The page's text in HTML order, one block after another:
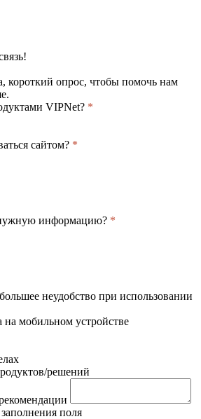
короткий опрос, чтобы помочь нам
VIPNet? *
сайтом? *
информацию? *
неудобство при использовании
на мобильном устройстве
решений
поля